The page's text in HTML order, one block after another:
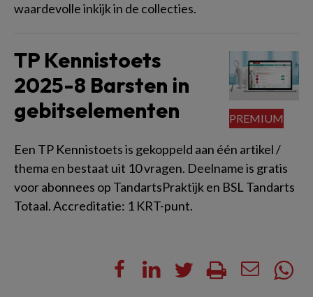
waardevolle inkijk in de collecties.
TP Kennistoets
2025-8 Barsten in
gebitselementen
Een TP Kennistoets is gekoppeld aan één artikel /
thema en bestaat uit 10 vragen. Deelname is gratis
voor abonnees op TandartsPraktijk en BSL Tandarts
Totaal. Accreditatie: 1 KRT-punt.